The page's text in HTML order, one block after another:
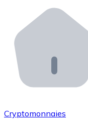
Distributeurs
Intégrez un
API Bitnovo
Intégrez notre
Rejoignez notre
Cryptomonnaies